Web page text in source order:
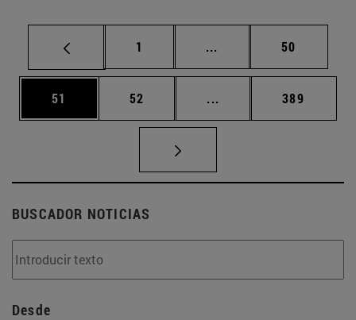
Página
1 ... Páginas intermedias
Página
50
Página
51 Página
52 ... Páginas intermedias
Página
389
BUSCADOR NOTICIAS
Desde